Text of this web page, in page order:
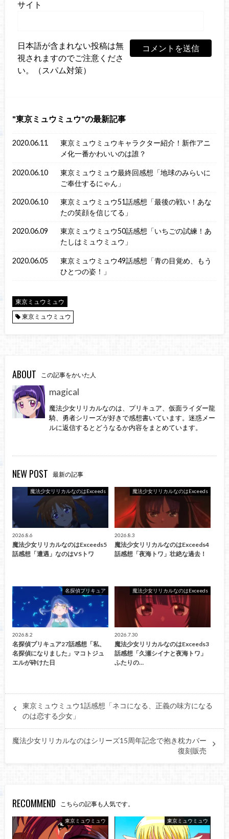
サイト
日本語が含まれない投稿は無
視されますのでご注意くださ
い。（スパム対策）
東京ミュウミュウ の最新記事
2020.06.11
東京ミュウミュウキャラクター紹介！新作アニ
メ化一番かわいいのは誰？
2020.06.10
東京ミュウミュウ最終回感想「地球のみらいに
ご奉仕するにゃん」
2020.06.10
東京ミュウミュウ51話感想「最後の戦い！あな
たの笑顔を信じてる」
2020.06.09
東京ミュウミュウ50話感想「いちごの試練！あ
たしはミュウミュウ」
2020.06.05
東京ミュウミュウ49話感想「青の目覚め、もう
ひとつの姿！」
東京ミュウミュウ
東京ミュウミュウ
ABOUT この記事をかいた人
magical
魔法少女リリカルなのは、プリキュア、仮面ライダー龍
騎、勇者シリーズが好きで感想書いています。迷惑メー
ルに返信するとどうなるか内容をまとめています。
NEW POST 最新の記事
魔法少女リリカルなのはExceeds
2026.8.6
魔法少女リリカルなのはExceeds5
話感想「遭遇」なのはVSトワ
魔法少女リリカルなのはExceeds
2026.8.3
魔法少女リリカルなのはExceeds4
話感想「夜海トワ」壮絶な過去！
名探偵プリキュア
2026.8.2
名探偵プリキュア27話感想「私、
名探偵になりました」マコトジュ
エルが砕けた日
魔法少女リリカルなのはExceeds
2026.7.30
魔法少女リリカルなのはExceeds3
話感想「久瀬シイナと夜海トワ」
ふたりの…
東京ミュウミュウ1話感想「ネコになる、正義の味方になる
のは恋する少女」
魔法少女リリカルなのはシリーズ15周年記念で抱き枕カバー
復刻販売
RECOMMEND こちらの記事も人気です。
東京ミュウミュウ 東京ミュウミュウ